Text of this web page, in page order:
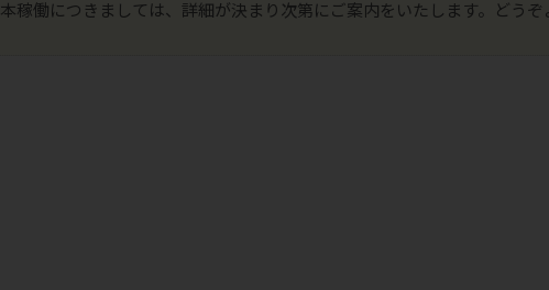
本稼働につきましては、詳細が決まり次第にご案内をいたします。どうぞ